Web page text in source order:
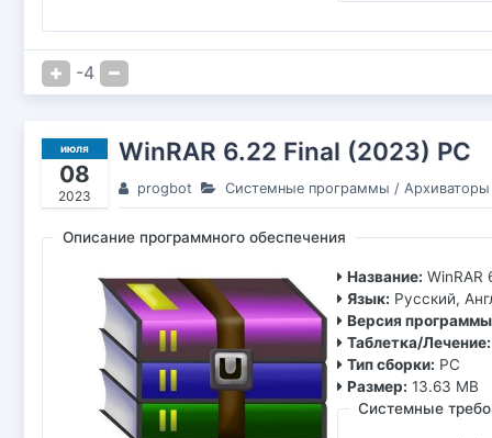
-4
июля
08
2023
WinRAR 6.22 Final (2023) РС
progbot Системные программы / Архиваторы
Описание программного обеспечения
Название:
Язык: Русский,
Версия
Таблетка/Лечение:
Тип сборки: PC
Размер: 13.63 MB
Системные